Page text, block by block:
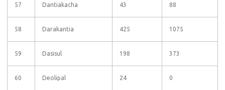
57 Dantiakacha 43 88
58 Darakantia 425 1075
59 Dasisul 198 373
60 Deolipal 24 0